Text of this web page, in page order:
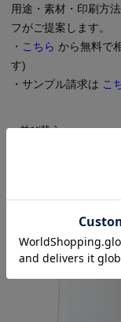
用途・素材・印刷方
フがご提案します。
・ こちら から無料で
す)
・サンプル請求は こ
並び替え